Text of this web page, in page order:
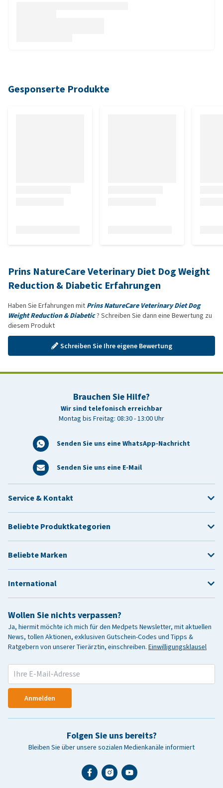
Gesponserte Produkte
Prins NatureCare Veterinary Diet Dog Weight
Reduction & Diabetic Erfahrungen
Haben Sie Erfahrungen mit Prins NatureCare Veterinary Diet Dog
Weight Reduction & Diabetic? Schreiben Sie dann eine Bewertung zu
diesem Produkt
Schreiben Sie Ihre eigene Bewertung
Brauchen Sie Hilfe?
Wir sind telefonisch erreichbar
Montag bis Freitag: 08:30 - 13:00 Uhr
Senden Sie uns eine WhatsApp-Nachricht
Senden Sie uns eine E-Mail
Wollen Sie nichts verpassen?
Ja, hiermit möchte ich mich für den Medpets Newsletter, mit aktuellen
News, tollen Aktionen, exklusiven Gutschein-Codes und Tipps &
Ratgebern von unserer Tierärztin, einschreiben. Einwilligungsklausel
Anmelden
Folgen Sie uns bereits?
Bleiben Sie über unsere sozialen Medienkanäle informiert
Service & Kontakt
Beliebte Produktkategorien
Beliebte Marken
International